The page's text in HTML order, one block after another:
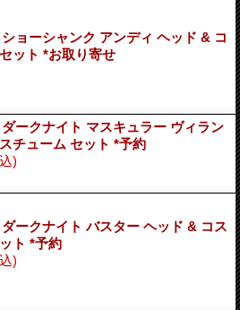
ョーシャンク アンディ ヘッド & コ
ット *お取り寄せ
ークナイト マスキュラー ヴィラン
チューム セット *予約
)
ークナイト バスター ヘッド & コス
ト *予約
)